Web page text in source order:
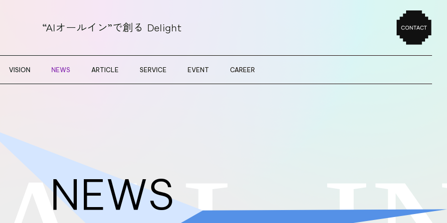
“AIオールイン”で創る Delight
VISION NEWS ARTICLE SERVICE EVENT CAREER
NEWS